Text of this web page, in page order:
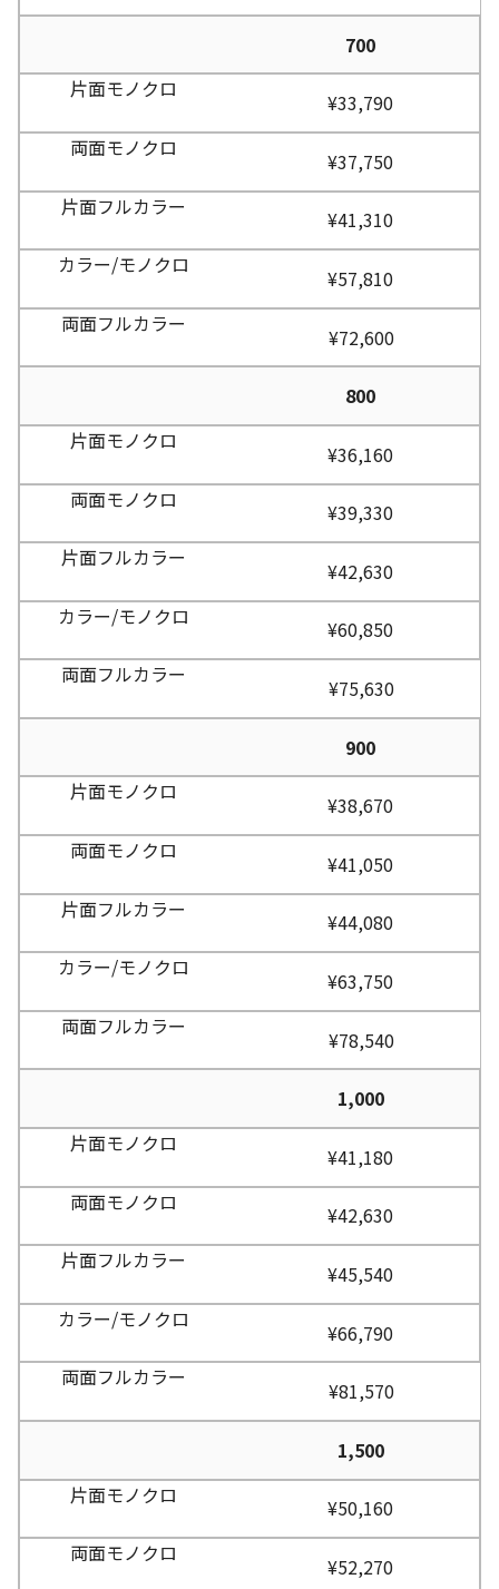
700
¥33,790
¥37,750
¥41,310
¥57,810
¥72,600
800
¥36,160
¥39,330
¥42,630
¥60,850
¥75,630
900
¥38,670
¥41,050
¥44,080
¥63,750
¥78,540
1,000
¥41,180
¥42,630
¥45,540
¥66,790
¥81,570
1,500
¥50,160
¥52,270